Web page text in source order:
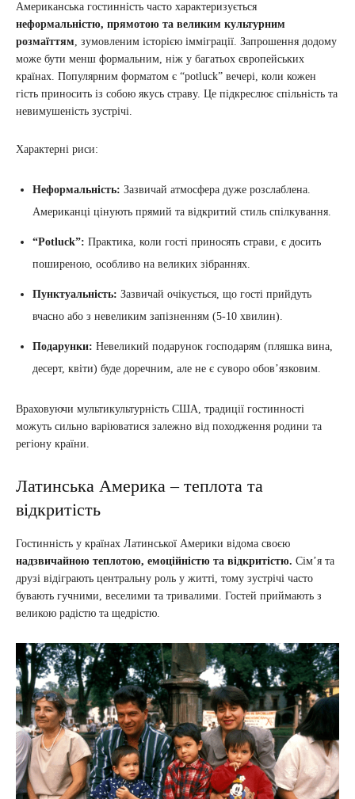
Американська гостинність часто характеризується
неформальністю, прямотою та великим культурним
розмаїттям, зумовленим історією імміграції. Запрошення додому
може бути менш формальним, ніж у багатьох європейських
країнах. Популярним форматом є “potluck” вечері, коли кожен
гість приносить із собою якусь страву. Це підкреслює спільність та
невимушеність зустрічі.
Характерні риси:
Неформальність: Зазвичай атмосфера дуже розслаблена.
Американці цінують прямий та відкритий стиль спілкування.
“Potluck”: Практика, коли гості приносять страви, є досить
поширеною, особливо на великих зібраннях.
Пунктуальність: Зазвичай очікується, що гості прийдуть
вчасно або з невеликим запізненням (5-10 хвилин).
Подарунки: Невеликий подарунок господарям (пляшка вина,
десерт, квіти) буде доречним, але не є суворо обов’язковим.
Враховуючи мультикультурність США, традиції гостинності
можуть сильно варіюватися залежно від походження родини та
регіону країни.
Латинська Америка – теплота та
відкритість
Гостинність у країнах Латинської Америки відома своєю
надзвичайною теплотою, емоційністю та відкритістю. Сім’я та
друзі відіграють центральну роль у житті, тому зустрічі часто
бувають гучними, веселими та тривалими. Гостей приймають з
великою радістю та щедрістю.